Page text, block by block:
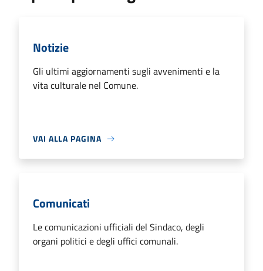
Notizie
Gli ultimi aggiornamenti sugli avvenimenti e la
vita culturale nel Comune.
VAI ALLA PAGINA
Comunicati
Le comunicazioni ufficiali del Sindaco, degli
organi politici e degli uffici comunali.